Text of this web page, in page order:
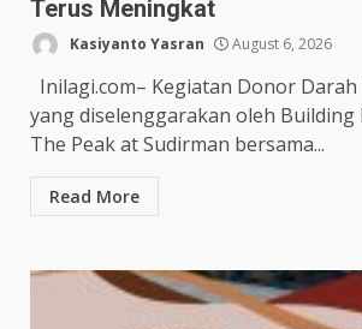
Terus Meningkat
Kasiyanto Yasran August 6, 2026
Inilagi.com– Kegiatan Donor
yang diselenggarakan oleh
The Peak at Sudirman bersama...
Read More